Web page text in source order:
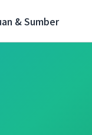
& Sumber